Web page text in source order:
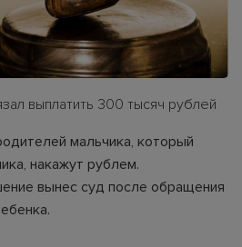
выплатить 300 тысяч рублей
мальчика, который
накажут рублем.
вынес суд после обращения